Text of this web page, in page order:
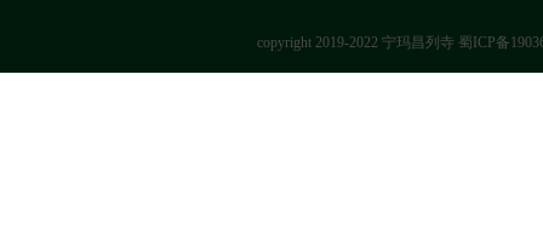
copyright 2019-2022 宁玛昌列寺 蜀ICP备